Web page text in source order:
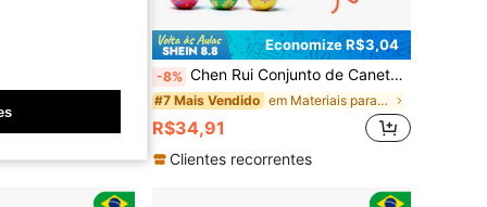
Economize R$3,04
-8% Chen Rui Conjunto de Canetas Marcadoras de Tinta Acrílica 12/24/36/48/60/80 Cores, Inclui 1 Ponta de Pincel & 1 Ponta Fina, Adequado para Madeira, Pedra, Tela, Abóbora, Volta às Aulas
#7 Mais Vendido em Materiais para pintura e desenho infantil
R$34,91
Clientes recorrentes